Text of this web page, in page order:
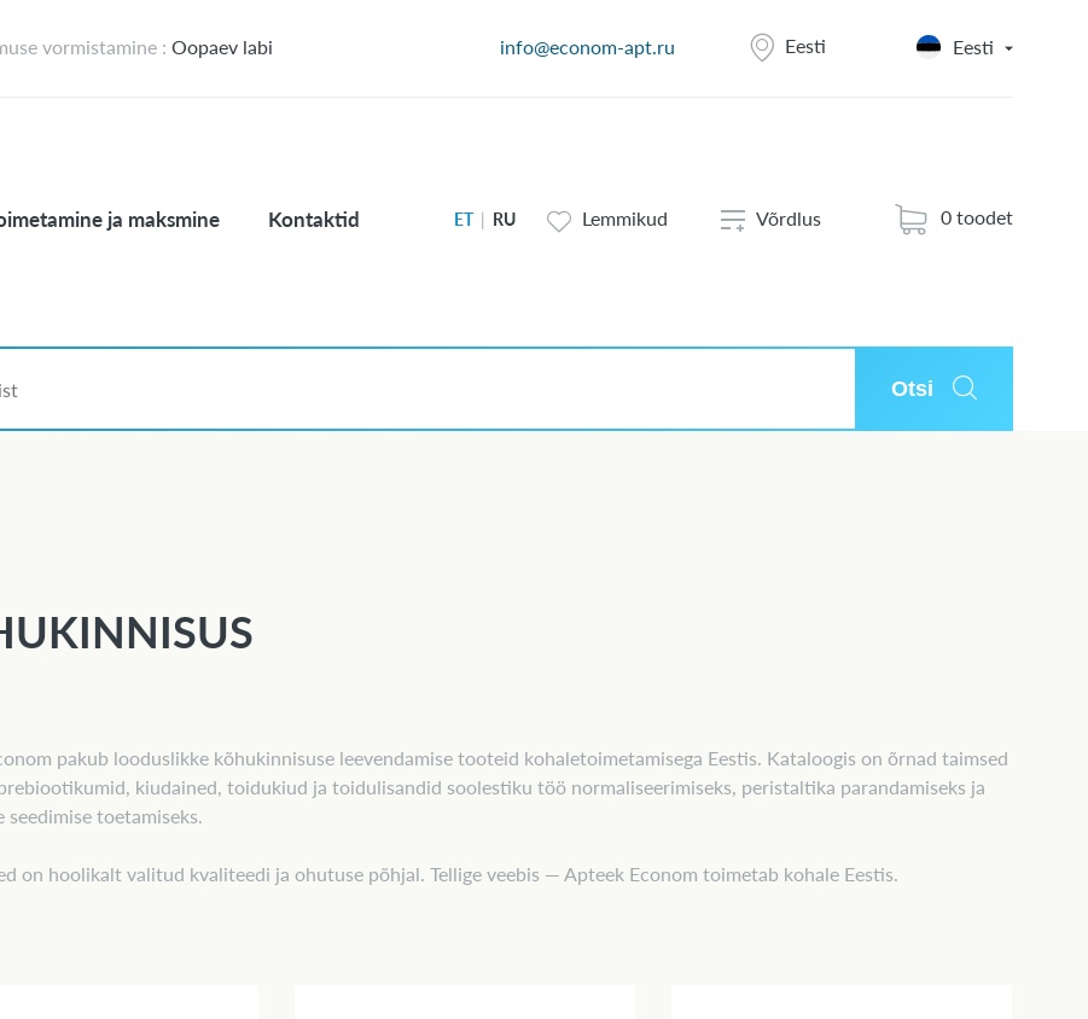
vormistamine : Oopaev labi info@econom-apt.ru Eesti Eesti
ja maksmine Kontaktid ET | RU Lemmikud Võrdlus 0 toodet
Otsi
pakub looduslikke kõhukinnisuse leevendamise tooteid kohaletoimetamisega Eestis. Kataloogis on õrnad taimsed
kiudained, toidukiud ja toidulisandid soolestiku töö normaliseerimiseks, peristaltika parandamiseks ja
seedimise toetamiseks.
on hoolikalt valitud kvaliteedi ja ohutuse põhjal. Tellige veebis — Apteek Econom toimetab kohale Eestis.